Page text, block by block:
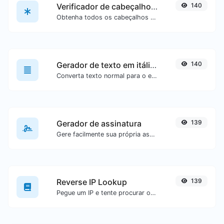
Verificador de cabeçalhos HTTP
Obtenha todos os cabeçalhos HTTP que uma URL retorna em uma solicitação GET típica.
140
Gerador de texto em itálico (cursivo)
Converta texto normal para o estilo de fonte cursiva.
140
Gerador de assinatura
Gere facilmente sua própria assinatura personalizada e faça download com facilidade.
139
Reverse IP Lookup
Pegue um IP e tente procurar o domínio/host associado a ele.
139